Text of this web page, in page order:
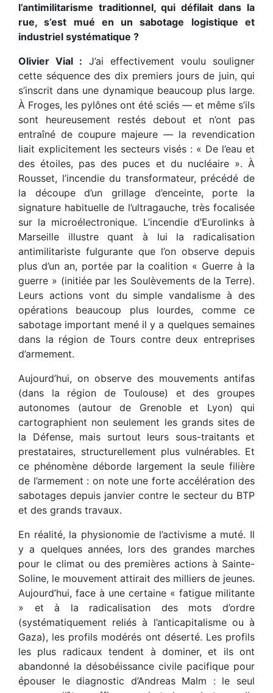
l’antimilitarisme traditionnel, qui défilait dans la
rue, s’est mué en un sabotage logistique et
industriel systématique ?
Olivier Vial : J’ai effectivement voulu souligner
cette séquence des dix premiers jours de juin, qui
s’inscrit dans une dynamique beaucoup plus large.
À Froges, les pylônes ont été sciés — et même s’ils
sont heureusement restés debout et n’ont pas
entraîné de coupure majeure — la revendication
liait explicitement les secteurs visés : « De l’eau et
des étoiles, pas des puces et du nucléaire ». À
Rousset, l’incendie du transformateur, précédé de
la découpe d’un grillage d’enceinte, porte la
signature habituelle de l’ultragauche, très focalisée
sur la microélectronique. L’incendie d’Eurolinks à
Marseille illustre quant à lui la radicalisation
antimilitariste fulgurante que l’on observe depuis
plus d’un an, portée par la coalition « Guerre à la
guerre » (initiée par les Soulèvements de la Terre).
Leurs actions vont du simple vandalisme à des
opérations beaucoup plus lourdes, comme ce
sabotage important mené il y a quelques semaines
dans la région de Tours contre deux entreprises
d’armement.
Aujourd’hui, on observe des mouvements antifas
(dans la région de Toulouse) et des groupes
autonomes (autour de Grenoble et Lyon) qui
cartographient non seulement les grands sites de
la Défense, mais surtout leurs sous-traitants et
prestataires, structurellement plus vulnérables. Et
ce phénomène déborde largement la seule filière
de l’armement : on note une forte accélération des
sabotages depuis janvier contre le secteur du BTP
et des grands travaux.
En réalité, la physionomie de l’activisme a muté. Il
y a quelques années, lors des grandes marches
pour le climat ou des premières actions à Sainte-
Soline, le mouvement attirait des milliers de jeunes.
Aujourd’hui, face à une certaine « fatigue militante
» et à la radicalisation des mots d’ordre
(systématiquement reliés à l’anticapitalisme ou à
Gaza), les profils modérés ont déserté. Les profils
les plus radicaux tendent à dominer, et ils ont
abandonné la désobéissance civile pacifique pour
épouser le diagnostic d’Andreas Malm : le seul